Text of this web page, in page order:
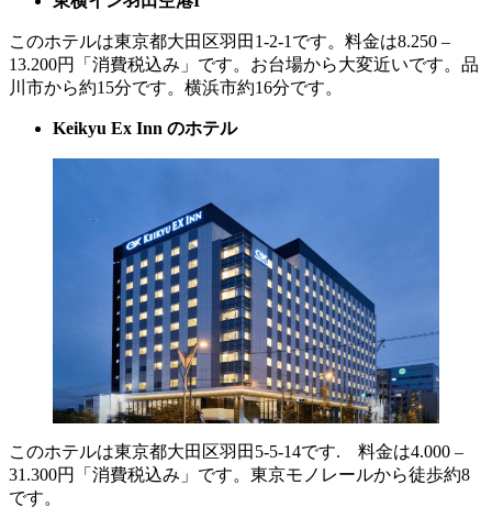
このホテルは東京都大田区羽田1-2-1です。料金は8.250 –
13.200円「消費税込み」です。お台場から大変近いです。品
川市から約15分です。横浜市約16分です。
Keikyu Ex Inn のホテル
このホテルは東京都大田区羽田5-5-14です. 料金は4.000 –
31.300円「消費税込み」です。東京モノレールから徒歩約8
です。